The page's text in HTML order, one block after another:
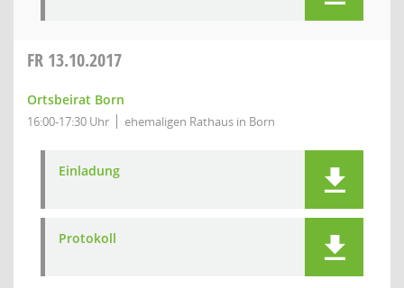
FR 13.10.2017
Ortsbeirat Born
16:00-17:30 Uhr ehemaligen Rathaus in Born
Einladung
Protokoll